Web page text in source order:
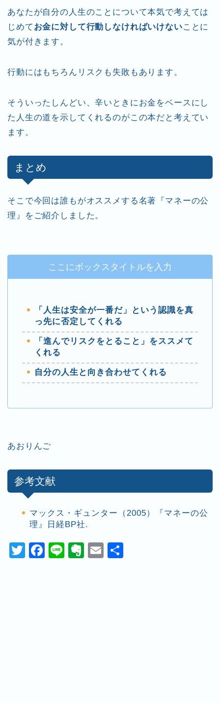
あなたが自分の人生のことについて本気で考えては
じめて お金に対して行動しなければいけないことに
気が付きます。
行動にはもちろんリスクも失敗もあります。
そういったしんどい、辛いときにお金をベースにし
た人生の道を示してくれるのがこの本だと考えてい
ます。
まとめ
そこで今回は誰もがオススメする名著『マネーの公
理』をご紹介しました。
ここにボックスタイトルを入力
「人生は安全が一番だ」という認識を真
っ先に否定 してくれる
「進んでリスクをとること」をススメて
くれる
自分の人生と向き合わせてくれる
あおりんご
参考文献
マックス・ギュンター（2005）『マネーの公
理』日経BP社.
T
F
Li
E
E